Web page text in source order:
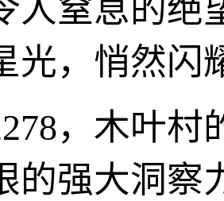
人窒息的绝
光，悄然闪
，木叶
的强大洞察